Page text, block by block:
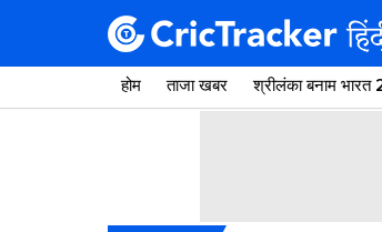
होम ताजा खबर श्रीलंका बनाम